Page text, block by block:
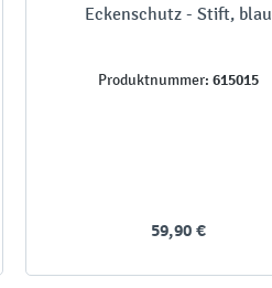
Eckenschutz - Stift, blau
Produktnummer: 615015
59,90 €